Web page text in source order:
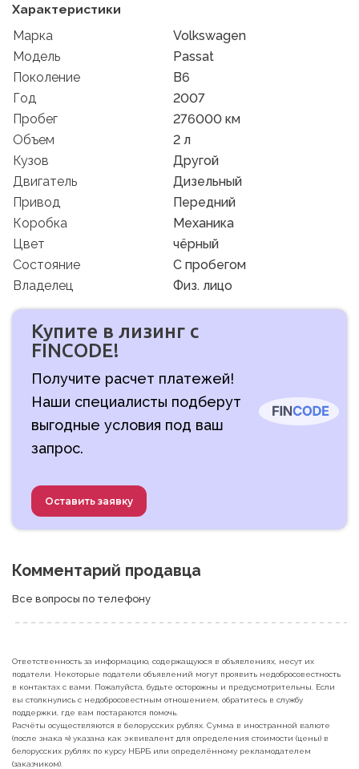
Характеристики
Марка
Volkswagen
Модель
Passat
Поколение
B6
Год
2007
Пробег
276000 км
Объем
2 л
Кузов
Другой
Двигатель
Дизельный
Привод
Передний
Коробка
Механика
Цвет
чёрный
Состояние
C пробегом
Владелец
Физ. лицо
Купите в лизинг с
FINCODE!
Получите расчет платежей!
Наши специалисты подберут
выгодные условия под ваш
запрос.
Оставить заявку
Комментарий продавца
Все вопросы по телефону
Ответственность за информацию, содержащуюся в объявлениях, несут их
податели. Некоторые податели объявлений могут проявить недобросовестность
в контактах с вами. Пожалуйста, будьте осторожны и предусмотрительны. Если
вы столкнулись с недобросовестным отношением, обратитесь в службу
поддержки, где вам постараются помочь.
Расчёты осуществляются в белорусских рублях. Сумма в иностранной валюте
(после знака ≈) указана как эквивалент для определения стоимости (цены) в
белорусских рублях по курсу НБРБ или определённому рекламодателем
(заказчиком).